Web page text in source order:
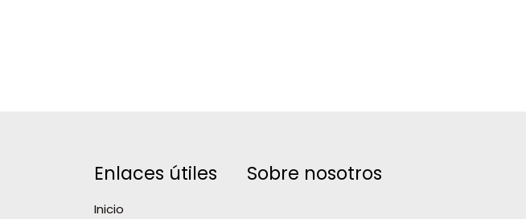
Enlaces útiles
Inicio
Sobre nosotros